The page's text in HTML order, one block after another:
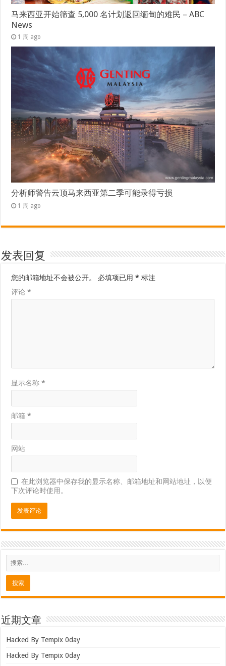
马来西亚开始筛查 5,000 名计划返回缅甸的难民 – ABC
News
1 周 ago
分析师警告云顶马来西亚第二季可能录得亏损
1 周 ago
发表回复
您的邮箱地址不会被公开。 必填项已用* 标注
评论*
显示名称*
邮箱*
网站
在此浏览器中保存我的显示名称、邮箱地址和网站地址，以便
下次评论时使用。
近期文章
Hacked By Tempix 0day
Hacked By Tempix 0day